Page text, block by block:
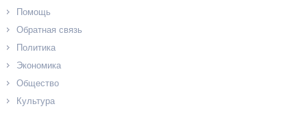
Помощь
Обратная связь
Политика
Экономика
Общество
Культура